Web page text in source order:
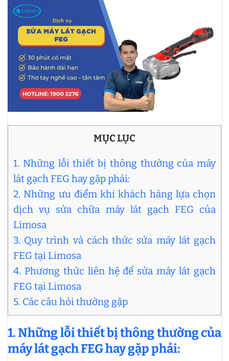
MỤC LỤC
1. Những lỗi thiết bị thông thường của máy
lát gạch FEG hay gặp phải:
2. Những ưu điểm khi khách hàng lựa chọn
dịch vụ sửa chữa máy lát gạch FEG của
Limosa
3. Quy trình và cách thức sửa máy lát gạch
FEG tại Limosa
4. Phương thức liên hệ để sửa máy lát gạch
FEG tại Limosa
5. Các câu hỏi thường gặp
1. Những lỗi thiết bị thông thường của
máy lát gạch FEG hay gặp phải: